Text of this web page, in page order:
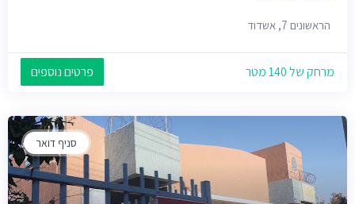
הראשונים 7, אשדוד
מרחק של 140 מטר פרטים נוספים
סניף דואר